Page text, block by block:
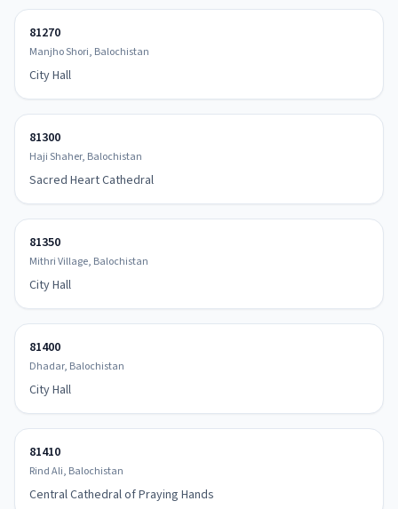
81270
Manjho Shori, Balochistan
City Hall
81300
Haji Shaher, Balochistan
Sacred Heart Cathedral
81350
Mithri Village, Balochistan
City Hall
81400
Dhadar, Balochistan
City Hall
81410
Rind Ali, Balochistan
Central Cathedral of Praying Hands